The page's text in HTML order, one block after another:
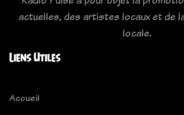
actuelles, des artistes locaux et de
locale.
Liens Utiles
Accueil